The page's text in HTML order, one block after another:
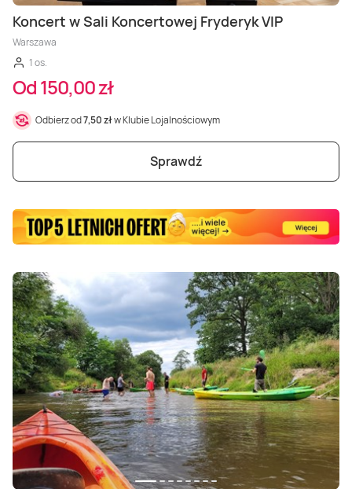
Koncert w Sali Koncertowej Fryderyk VIP
Warszawa
1 os.
Od 150,00 zł
Odbierz od7,50 złw Klubie Lojalnościowym
Sprawdź